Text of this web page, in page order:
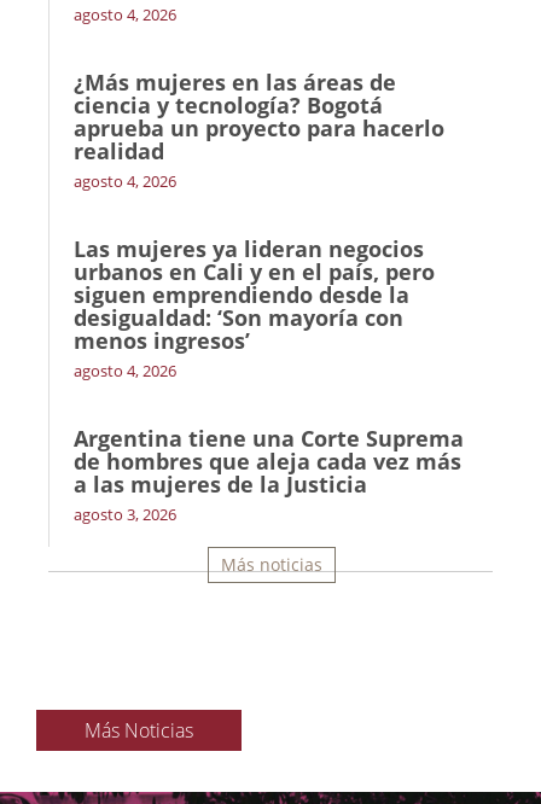
agosto 4, 2026
¿Más mujeres en las áreas de
ciencia y tecnología? Bogotá
aprueba un proyecto para hacerlo
realidad
agosto 4, 2026
Las mujeres ya lideran negocios
urbanos en Cali y en el país, pero
siguen emprendiendo desde la
desigualdad: ‘Son mayoría con
menos ingresos’
agosto 4, 2026
Argentina tiene una Corte Suprema
de hombres que aleja cada vez más
a las mujeres de la Justicia
agosto 3, 2026
Más noticias
Más Noticias